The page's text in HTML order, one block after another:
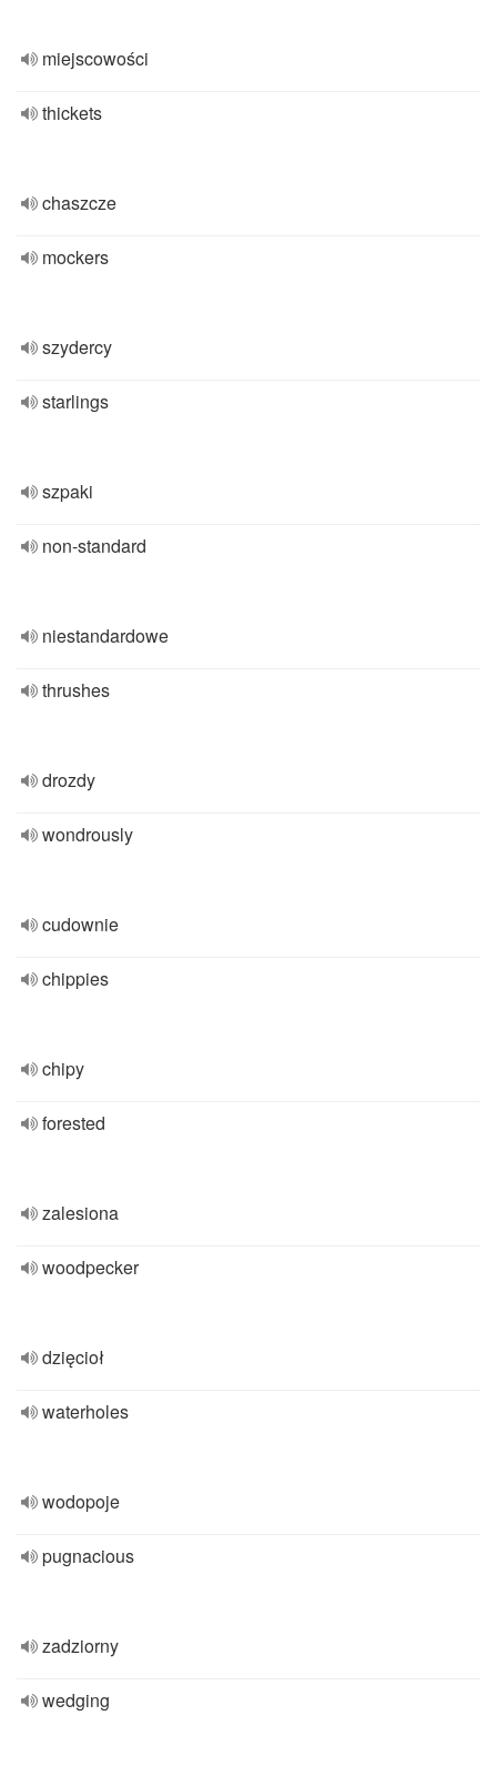
miejscowości
thickets
chaszcze
mockers
szydercy
starlings
szpaki
non-standard
niestandardowe
thrushes
drozdy
wondrously
cudownie
chippies
chipy
forested
zalesiona
woodpecker
dzięcioł
waterholes
wodopoje
pugnacious
zadziorny
wedging